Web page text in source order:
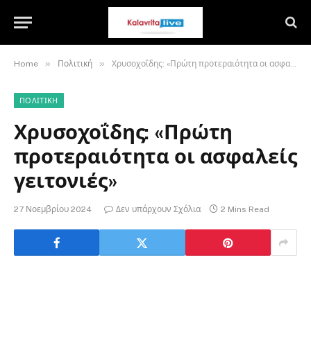
Home » Πολιτική » Χρυσοχοΐδης: «Πρώτη προτεραιότητα οι ασφαλείς γειτονιές»
ΠΟΛΙΤΙΚΉ
Χρυσοχοΐδης: «Πρώτη
προτεραιότητα οι ασφαλείς
γειτονιές»
27 Νοεμβρίου 2024 Δεν υπάρχουν Σχόλια 2 Mins Read